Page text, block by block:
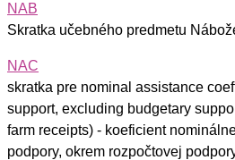
NAB
Skratka učebného predmetu
NAC
skratka pre nominal assistance
support, excluding budgetary
farm receipts) - koeficient
podpory, okrem rozpočtovej